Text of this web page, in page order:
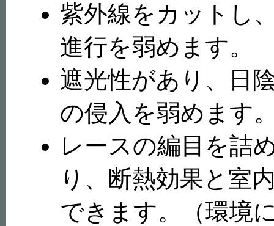
紫外線をカットし
進行を弱めます。
遮光性があり、日
の侵入を弱めます
レースの編目を詰
り、断熱効果と室
できます。（環境